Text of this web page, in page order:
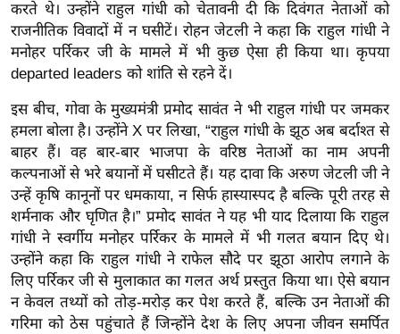
नो
रं
ज
न
ज
ग
त
बॉ
ली
वु
ड
हॉ
ली
वु
करते थे। उन्होंने राहुल गांधी को चेतावनी दी कि दिवंगत नेताओं को
राजनीतिक विवादों में न घसीटें। रोहन जेटली ने कहा कि राहुल गांधी ने
मनोहर पर्रिकर जी के मामले में भी कुछ ऐसा ही किया था। कृपया
departed leaders को शांति से रहने दें।
इस बीच, गोवा के मुख्यमंत्री प्रमोद सावंत ने भी राहुल गांधी पर जमकर
हमला बोला है। उन्होंने X पर लिखा, “राहुल गांधी के झूठ अब बर्दाश्त से
बाहर हैं। वह बार-बार भाजपा के वरिष्ठ नेताओं का नाम अपनी
कल्पनाओं से भरे बयानों में घसीटते हैं। यह दावा कि अरुण जेटली जी ने
उन्हें कृषि कानूनों पर धमकाया, न सिर्फ हास्यास्पद है बल्कि पूरी तरह से
शर्मनाक और घृणित है।” प्रमोद सावंत ने यह भी याद दिलाया कि राहुल
गांधी ने स्वर्गीय मनोहर पर्रिकर के मामले में भी गलत बयान दिए थे।
उन्होंने कहा कि राहुल गांधी ने राफेल सौदे पर झूठा आरोप लगाने के
लिए पर्रिकर जी से मुलाकात का गलत अर्थ प्रस्तुत किया था। ऐसे बयान
न केवल तथ्यों को तोड़-मरोड़ कर पेश करते हैं, बल्कि उन नेताओं की
गरिमा को ठेस पहुंचाते हैं जिन्होंने देश के लिए अपना जीवन समर्पित